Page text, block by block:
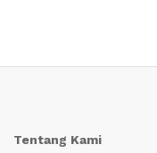
Tentang Kami